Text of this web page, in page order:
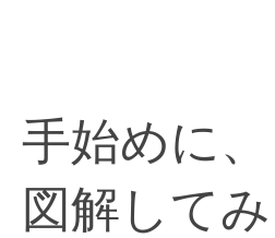
手始めに
図解して